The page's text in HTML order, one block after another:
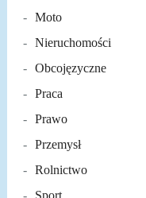
Moto
Nieruchomości
Obcojęzyczne
Praca
Prawo
Przemysł
Rolnictwo